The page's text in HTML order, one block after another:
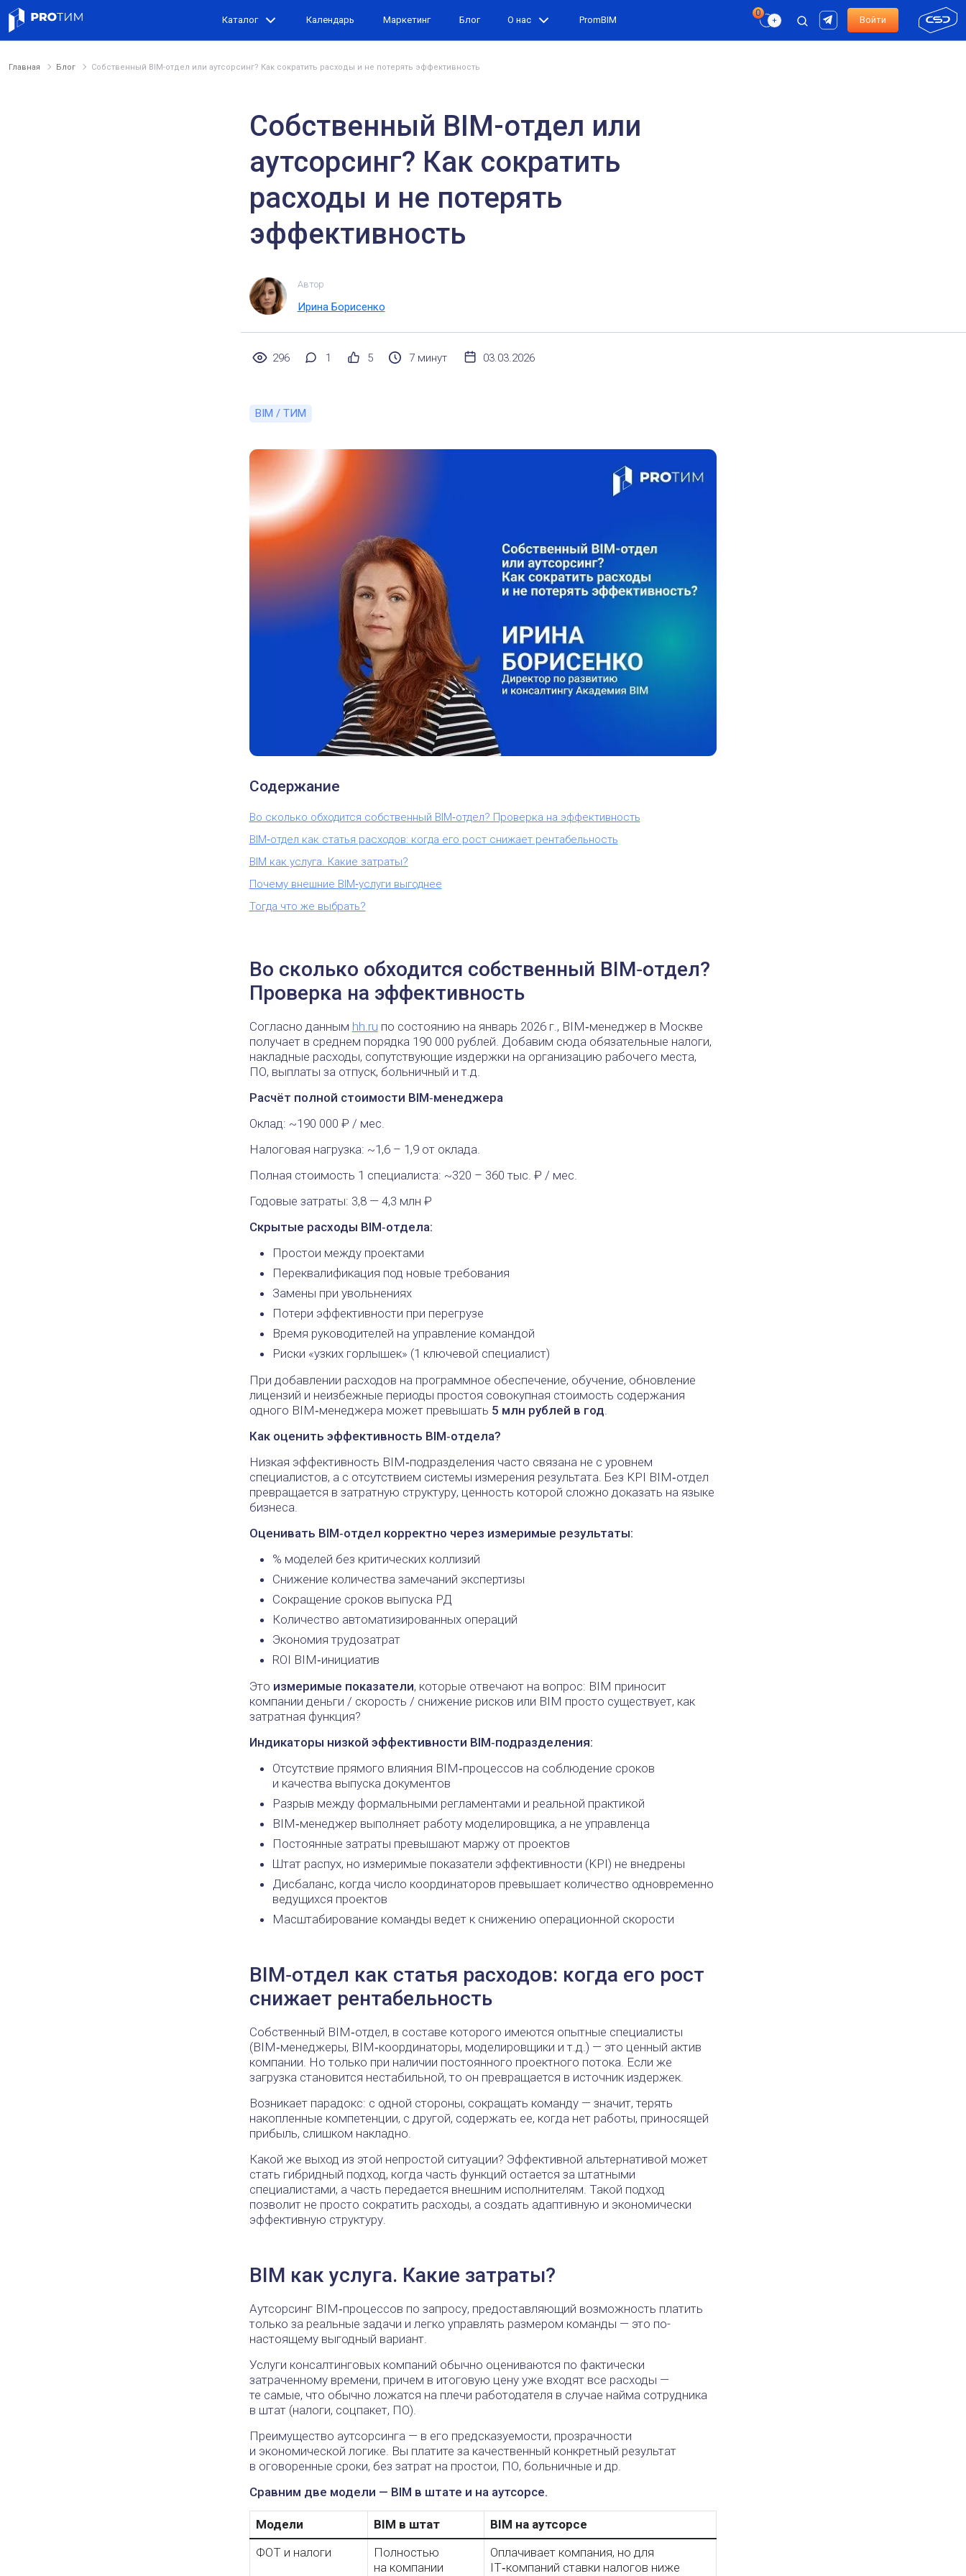
Каталог Календарь Маркетинг Блог О нас PromBIM Войти
Главная Блог Собственный BIM-отдел или аутсорсинг? Как сократить расходы и не потерять эффективность
Собственный BIM-отдел или
аутсорсинг? Как сократить
расходы и не потерять
эффективность
Автор
Ирина Борисенко
296 1 5 7 минут 03.03.2026
BIM / ТИМ
Содержание
Во сколько обходится собственный BIM‑отдел? Проверка на эффективность
BIM‑отдел как статья расходов: когда его рост снижает рентабельность
BIM как услуга. Какие затраты?
Почему внешние BIM‑услуги выгоднее
Тогда что же выбрать?
Во сколько обходится собственный BIM‑отдел?
Проверка на эффективность
Согласно данным hh.ru по состоянию на январь 2026 г., BIM‑менеджер в Москве
получает в среднем порядка 190 000 рублей. Добавим сюда обязательные налоги,
накладные расходы, сопутствующие издержки на организацию рабочего места,
ПО, выплаты за отпуск, больничный и т.д.
Расчёт полной стоимости BIM‑менеджера
Оклад: ~190 000 ₽ / мес.
Налоговая нагрузка: ~1,6 – 1,9 от оклада.
Полная стоимость 1 специалиста: ~320 – 360 тыс. ₽ / мес.
Годовые затраты: 3,8 — 4,3 млн ₽
Скрытые расходы BIM‑отдела:
Простои между проектами
Переквалификация под новые требования
Замены при увольнениях
Потери эффективности при перегрузе
Время руководителей на управление командой
Риски «узких горлышек» (1 ключевой специалист)
При добавлении расходов на программное обеспечение, обучение, обновление
лицензий и неизбежные периоды простоя совокупная стоимость содержания
одного BIM‑менеджера может превышать 5 млн рублей в год
Как оценить эффективность BIM‑отдела?
Низкая эффективность BIM‑подразделения часто связана не с уровнем
специалистов, а с отсутствием системы измерения результата. Без KPI BIM‑отдел
превращается в затратную структуру, ценность которой сложно доказать на языке
бизнеса.
Оценивать BIM‑отдел корректно через измеримые результаты:
% моделей без критических коллизий
Снижение количества замечаний экспертизы
Сокращение сроков выпуска РД
Количество автоматизированных операций
Экономия трудозатрат
ROI BIM‑инициатив
Это измеримые показатели, которые отвечают на вопрос: BIM приносит
компании деньги / скорость / снижение рисков или BIM просто существует, как
затратная функция?
Индикаторы низкой эффективности BIM‑подразделения:
Отсутствие прямого влияния BIM‑процессов на соблюдение сроков
и качества выпуска документов
Разрыв между формальными регламентами и реальной практикой
BIM‑менеджер выполняет работу моделировщика, а не управленца
Постоянные затраты превышают маржу от проектов
Штат распух, но измеримые показатели эффективности (KPI) не внедрены
Дисбаланс, когда число координаторов превышает количество одновременно
ведущихся проектов
Масштабирование команды ведет к снижению операционной скорости
BIM‑отдел как статья расходов: когда его рост
снижает рентабельность
Собственный BIM‑отдел, в составе которого имеются опытные специалисты
(BIM‑менеджеры, BIM‑координаторы, моделировщики и т.д.) — это ценный актив
компании. Но только при наличии постоянного проектного потока. Если же
загрузка становится нестабильной, то он превращается в источник издержек.
Возникает парадокс: с одной стороны, сокращать команду — значит, терять
накопленные компетенции, с другой, содержать ее, когда нет работы, приносящей
прибыль, слишком накладно.
Какой же выход из этой непростой ситуации? Эффективной альтернативой может
стать гибридный подход, когда часть функций остается за штатными
специалистами, а часть передается внешним исполнителям. Такой подход
позволит не просто сократить расходы, а создать адаптивную и экономически
эффективную структуру.
BIM как услуга. Какие затраты?
Аутсорсинг BIM‑процессов по запросу, предоставляющий возможность платить
только за реальные задачи и легко управлять размером команды — это по-
настоящему выгодный вариант.
Услуги консалтинговых компаний обычно оцениваются по фактически
затраченному времени, причем в итоговую цену уже входят все расходы —
те самые, что обычно ложатся на плечи работодателя в случае найма сотрудника
в штат (налоги, соцпакет, ПО).
Преимущество аутсорсинга — в его предсказуемости, прозрачности
и экономической логике. Вы платите за качественный конкретный результат
в оговоренные сроки, без затрат на простои, ПО, больничные и др.
Сравним две модели — BIM в штате и на аутсорсе.
Модели BIM в штат
BIM на аутсорсе
ФОТ и налоги
Полностью
на компании
Оплачивает компания, но для
IT‑компаний ставки налогов ниже